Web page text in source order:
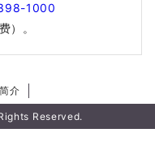
1000
）。
介
Reserved.